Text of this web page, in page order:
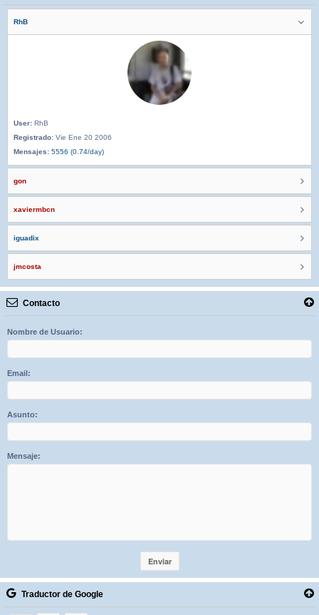
RhB
User: RhB
Registrado: Vie Ene 20 2006
Mensajes: 5556 (0.74/day)
gon
xaviermbcn
iguadix
jmcosta
Contacto
Nombre de Usuario:
Email:
Asunto:
Mensaje:
Traductor de Google